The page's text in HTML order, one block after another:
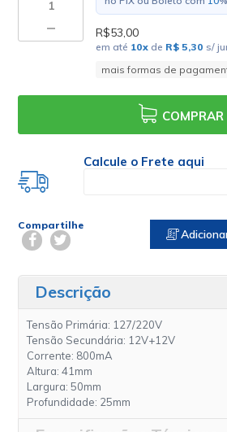
R$53,00
em até 10x de R$ 5,30 s/
mais formas de
COMPRAR
Calcule o Frete aqui
Compartilhe
Descrição
Tensão Primária: 127/220V
Tensão Secundária: 12V+12V
Corrente: 800mA
Altura: 41mm
Largura: 50mm
Profundidade: 25mm